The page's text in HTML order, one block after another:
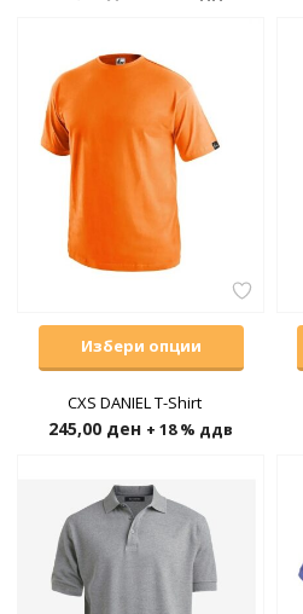
Избери опции
CXS DANIEL T-Shirt
245,00 ден + 18 % ддв